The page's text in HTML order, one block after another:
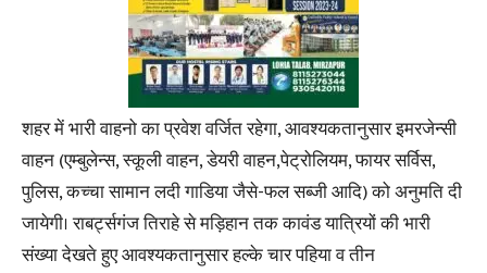
शहर में भारी वाहनो का प्रवेश वर्जित रहेगा, आवश्यकतानुसार इमरजेन्सी
वाहन (एम्बुलेन्स, स्कूली वाहन, डेयरी वाहन,पेट्रोलियम, फायर सर्विस,
पुलिस, कच्चा सामान लदी गाडिया जैसे-फल सब्जी आदि) को अनुमति दी
जायेगी। राबर्ट्सगंज तिराहे से मड़िहान तक कावंड यात्रियों की भारी
संख्या देखते हुए आवश्यकतानुसार हल्के चार पहिया व तीन